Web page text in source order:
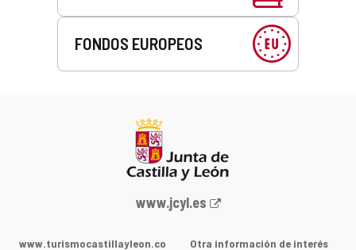
FONDOS EUROPEOS
Portal
www.jcyl.es
www.turismocastillayleon.co
Otra información de interés